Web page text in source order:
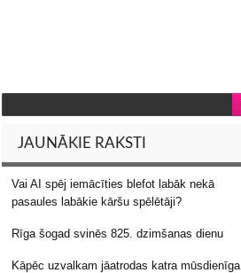
JAUNĀKIE RAKSTI
Vai AI spēj iemācīties blefot labāk nekā
pasaules labākie kāršu spēlētāji?
Rīga šogad svinēs 825. dzimšanas dienu
Kāpēc uzvalkam jāatrodas katra mūsdienīga